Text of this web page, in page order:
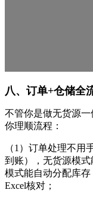
八、订单+仓储全
不管你是做无货源
你理顺流程：
（1 ） 订单处理不用
到账），无货源模
模式能自动分配库
Excel核对；